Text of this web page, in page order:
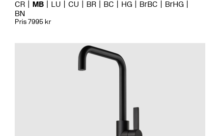
CR MB LU CU BR BC HG BrBC
BrHG
BN
Pris 7995 kr